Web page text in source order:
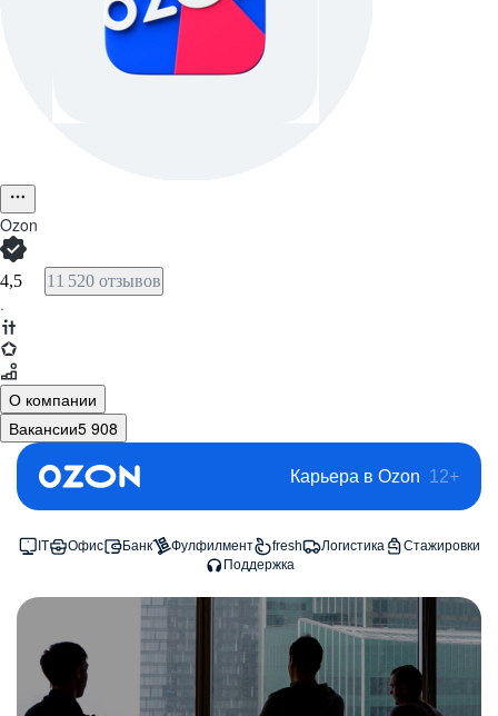
Ozon
4,5 11 520 отзывов
·
О компании
Вакансии5 908
Карьера в Ozon 12+
IT Офис Банк Фулфилмент fresh Логистика
Стажировки
Поддержка